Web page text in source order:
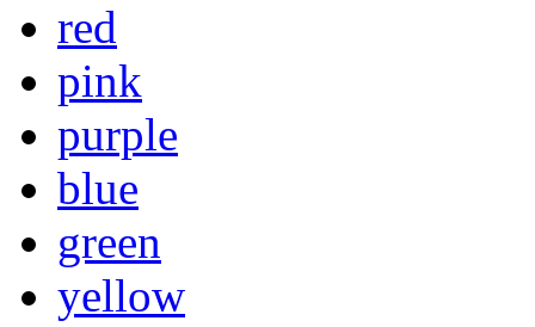
red
pink
purple
blue
green
yellow